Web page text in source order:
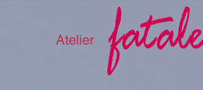
Atelier